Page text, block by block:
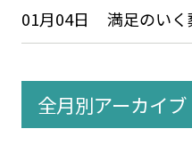
01月04日 満足のい
全月別アーカイブ